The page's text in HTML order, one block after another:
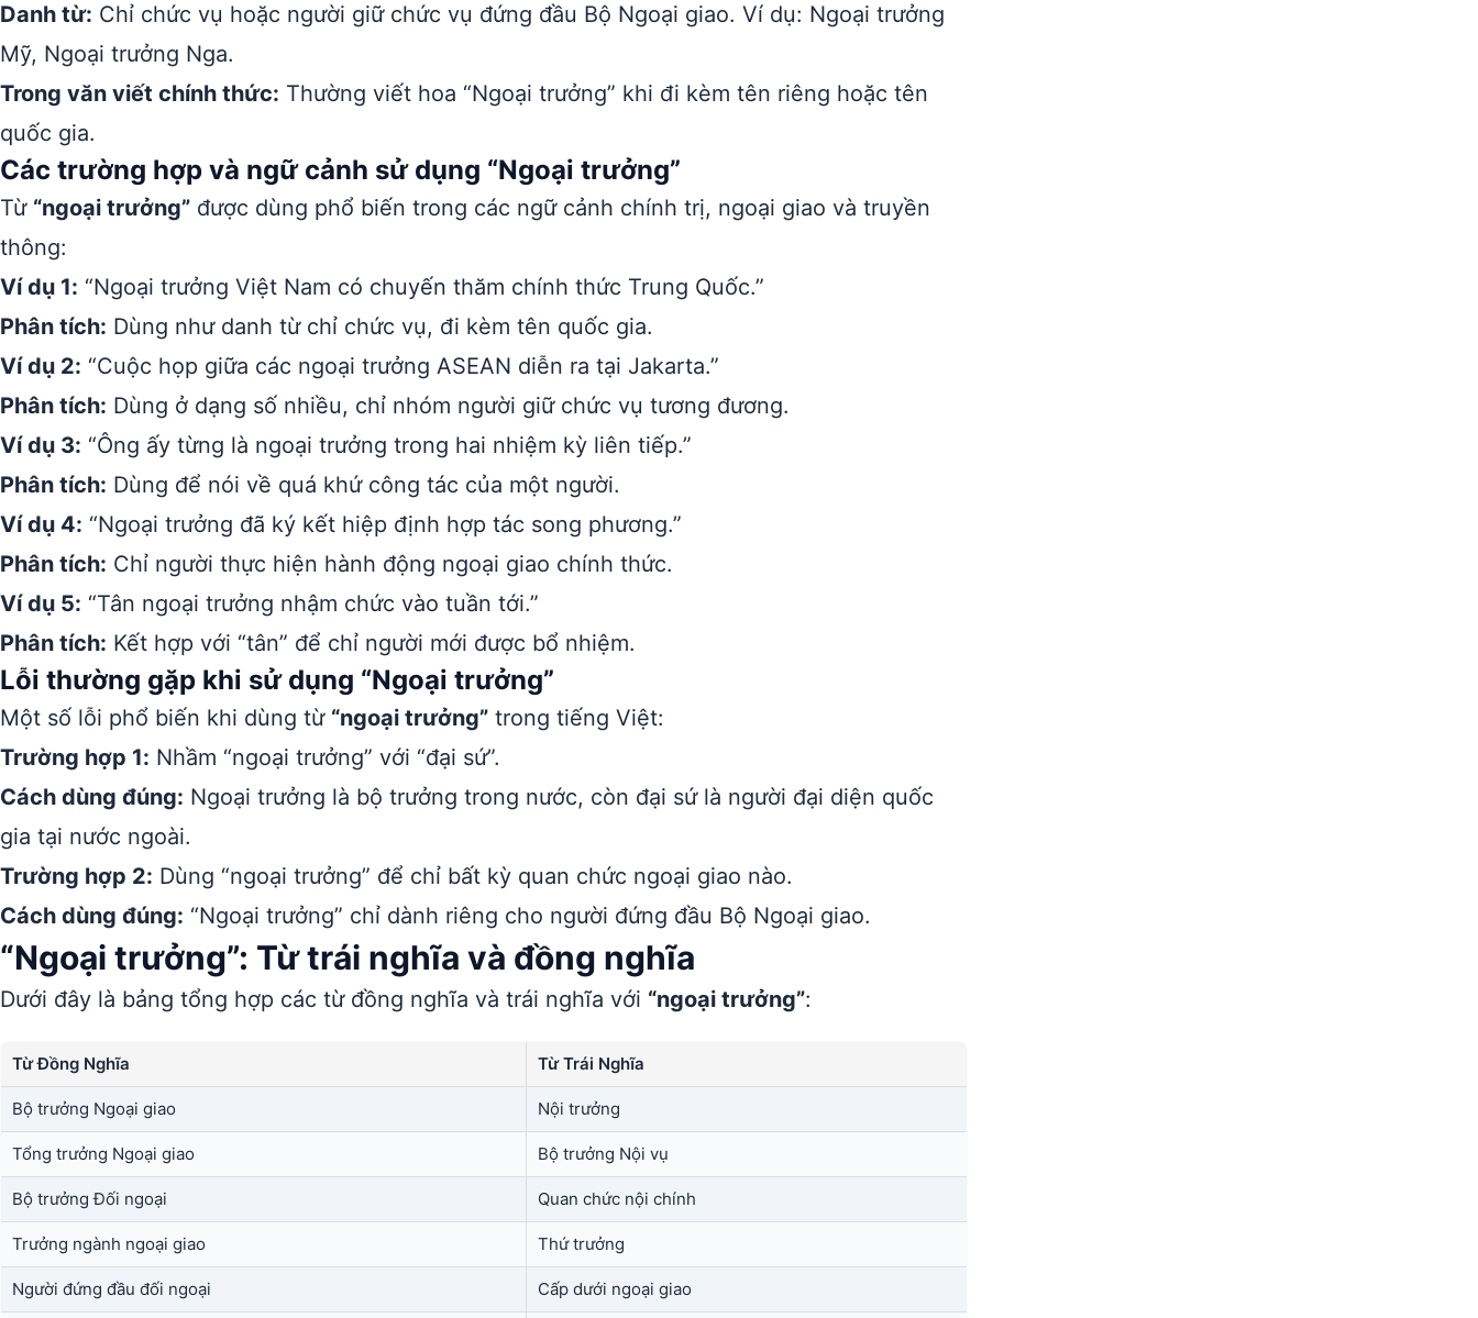
Danh từ: Chỉ chức vụ hoặc người giữ chức vụ đứng đầu Bộ Ngoại giao. Ví dụ: Ngoại trưởng
Mỹ, Ngoại trưởng Nga.
Trong văn viết chính thức: Thường viết hoa “Ngoại trưởng” khi đi kèm tên riêng hoặc tên
quốc gia.
Các trường hợp và ngữ cảnh sử dụng “Ngoại trưởng”
Từ “ngoại trưởng” được dùng phổ biến trong các ngữ cảnh chính trị, ngoại giao và truyền
thông:
Ví dụ 1: “Ngoại trưởng Việt Nam có chuyến thăm chính thức Trung Quốc.”
Phân tích: Dùng như danh từ chỉ chức vụ, đi kèm tên quốc gia.
Ví dụ 2: “Cuộc họp giữa các ngoại trưởng ASEAN diễn ra tại Jakarta.”
Phân tích: Dùng ở dạng số nhiều, chỉ nhóm người giữ chức vụ tương đương.
Ví dụ 3: “Ông ấy từng là ngoại trưởng trong hai nhiệm kỳ liên tiếp.”
Phân tích: Dùng để nói về quá khứ công tác của một người.
Ví dụ 4: “Ngoại trưởng đã ký kết hiệp định hợp tác song phương.”
Phân tích: Chỉ người thực hiện hành động ngoại giao chính thức.
Ví dụ 5: “Tân ngoại trưởng nhậm chức vào tuần tới.”
Phân tích: Kết hợp với “tân” để chỉ người mới được bổ nhiệm.
Lỗi thường gặp khi sử dụng “Ngoại trưởng”
Một số lỗi phổ biến khi dùng từ “ngoại trưởng” trong tiếng Việt:
Trường hợp 1: Nhầm “ngoại trưởng” với “đại sứ”.
Cách dùng đúng: Ngoại trưởng là bộ trưởng trong nước, còn đại sứ là người đại diện quốc
gia tại nước ngoài.
Trường hợp 2: Dùng “ngoại trưởng” để chỉ bất kỳ quan chức ngoại giao nào.
Cách dùng đúng: “Ngoại trưởng” chỉ dành riêng cho người đứng đầu Bộ Ngoại giao.
“Ngoại trưởng”: Từ trái nghĩa và đồng nghĩa
Dưới đây là bảng tổng hợp các từ đồng nghĩa và trái nghĩa với “ngoại trưởng”:
Từ Đồng Nghĩa Từ Trái Nghĩa
Bộ trưởng Ngoại giao Nội trưởng
Tổng trưởng Ngoại giao Bộ trưởng Nội vụ
Bộ trưởng Đối ngoại Quan chức nội chính
Trưởng ngành ngoại giao Thứ trưởng
Người đứng đầu đối ngoại Cấp dưới ngoại giao